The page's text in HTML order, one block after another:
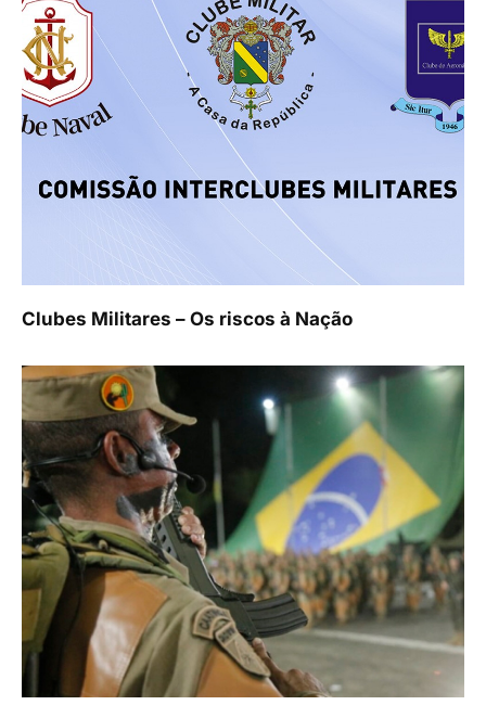
Clubes Militares – Os riscos à Nação